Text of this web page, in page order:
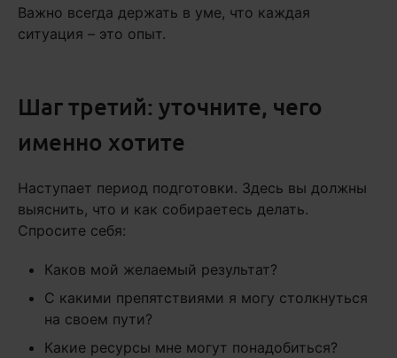
Важно всегда держать в уме, что каждая
ситуация – это опыт.
Шаг третий: уточните, чего
именно хотите
Наступает период подготовки. Здесь вы должны
выяснить, что и как собираетесь делать.
Спросите себя:
Каков мой желаемый результат?
С какими препятствиями я могу столкнуться
на своем пути?
Какие ресурсы мне могут понадобиться?